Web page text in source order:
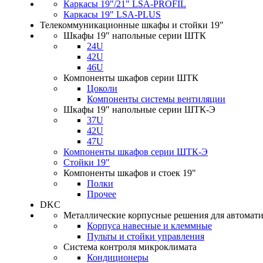
Каркасы 19"/21" LSA-PROFIL
Каркасы 19" LSA-PLUS
Телекоммуникационные шкафы и стойки 19"
Шкафы 19" напольные серии ШТК
24U
42U
46U
Компоненты шкафов серии ШТК
Цоколи
Компоненты системы вентиляции
Шкафы 19" напольные серии ШТК-Э
37U
42U
47U
Компоненты шкафов серии ШТК-Э
Стойки 19"
Компоненты шкафов и стоек 19"
Полки
Прочее
DKC
Металлические корпусные решения для
Корпуса навесные и клеммные
Пульты и стойки управления
Система контроля микроклимата
Кондиционеры